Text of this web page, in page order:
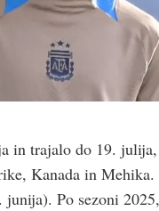
in trajalo do 19. julija,
Kanada in
Po sezoni